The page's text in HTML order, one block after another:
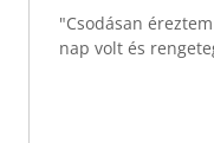
"Csodásan
nap volt és